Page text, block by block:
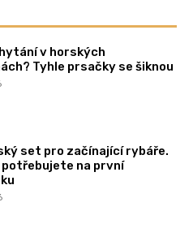
v horských
Tyhle prsačky se šiknou
set pro začínající rybáře.
potřebujete na první